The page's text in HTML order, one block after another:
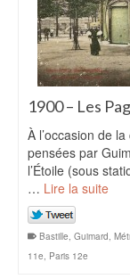
1900 – Les
À l’occasion de
pensées par
l’Étoile (sous
… Lire la suite
Bastille, Guimard,
11e, Paris 12e